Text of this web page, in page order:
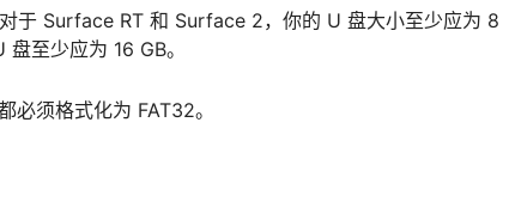
于 Surface RT 和 Surface 2，你的 U 盘大小至少应为 8
至少应为 16 GB。
必须格式化为 FAT32。